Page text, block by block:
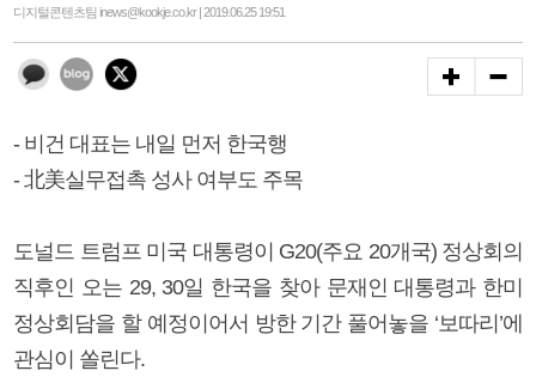
디지털콘텐츠팀 inews@kookje.co.kr | 2019.06.25 19:51
- 비건 대표는 내일 먼저 한국행
- 北美실무접촉 성사 여부도 주목
도널드 트럼프 미국 대통령이 G20(주요 20개국) 정상회의
직후인 오는 29, 30일 한국을 찾아 문재인 대통령과 한미
정상회담을 할 예정이어서 방한 기간 풀어놓을 ‘보따리’에
관심이 쏠린다.